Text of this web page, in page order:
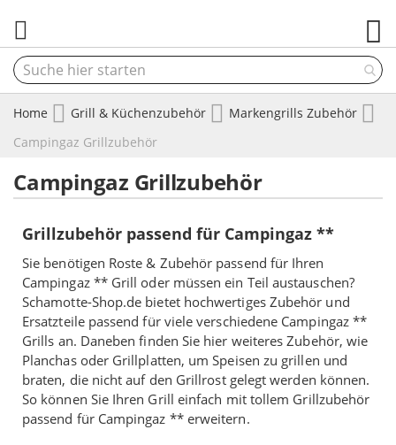
Home Grill & Küchenzubehör
Markengrills Zubehör
Campingaz Grillzubehör
Campingaz Grillzubehör
Grillzubehör passend für Campingaz **
Sie benötigen Roste & Zubehör passend für Ihren
Campingaz ** Grill oder müssen ein Teil austauschen?
Schamotte-Shop.de bietet hochwertiges Zubehör und
Ersatzteile passend für viele verschiedene Campingaz **
Grills an. Daneben finden Sie hier weiteres Zubehör, wie
Planchas oder Grillplatten, um Speisen zu grillen und
braten, die nicht auf den Grillrost gelegt werden können.
So können Sie Ihren Grill einfach mit tollem Grillzubehör
passend für Campingaz ** erweitern.